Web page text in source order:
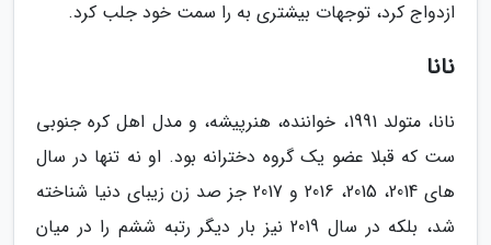
ازدواج کرد، توجهات بیشتری به را سمت خود جلب کرد.
نانا
نانا، متولد 1991، خواننده، هنرپیشه، و مدل اهل کره جنوبی
ست که قبلا عضو یک گروه دخترانه بود. او نه تنها در سال
های 2014، 2015، 2016 و 2017 جز صد زن زیبای دنیا شناخته
شد، بلکه در سال 2019 نیز بار دیگر رتبه ششم را در میان